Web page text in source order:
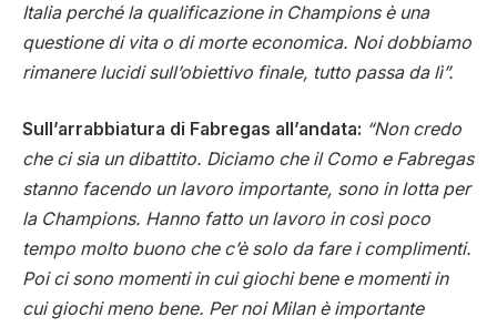
Italia perché la qualificazione in Champions è una
questione di vita o di morte economica. Noi dobbiamo
rimanere lucidi sull’obiettivo finale, tutto passa da lì”.
Sull’arrabbiatura di Fabregas all’andata: “Non credo
che ci sia un dibattito. Diciamo che il Como e Fabregas
stanno facendo un lavoro importante, sono in lotta per
la Champions. Hanno fatto un lavoro in così poco
tempo molto buono che c’è solo da fare i complimenti.
Poi ci sono momenti in cui giochi bene e momenti in
cui giochi meno bene. Per noi Milan è importante